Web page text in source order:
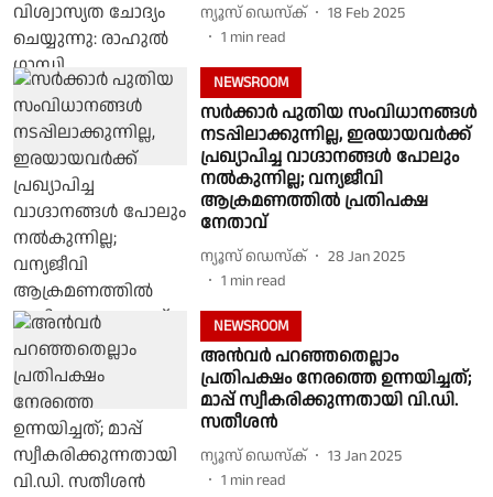
ന്യൂസ് ഡെസ്ക്
18 Feb 2025
1 min read
NEWSROOM
സർക്കാർ പുതിയ സംവിധാനങ്ങൾ
നടപ്പിലാക്കുന്നില്ല, ഇരയായവർക്ക്
പ്രഖ്യാപിച്ച വാഗ്ദാനങ്ങൾ പോലും
നൽകുന്നില്ല; വന്യജീവി
ആക്രമണത്തിൽ പ്രതിപക്ഷ
നേതാവ്
ന്യൂസ് ഡെസ്ക്
28 Jan 2025
1 min read
NEWSROOM
അൻവർ പറഞ്ഞതെല്ലാം
പ്രതിപക്ഷം നേരത്തെ ഉന്നയിച്ചത്;
മാപ്പ് സ്വീകരിക്കുന്നതായി വി.‍‍ഡി.
സതീശൻ
ന്യൂസ് ഡെസ്ക്
13 Jan 2025
1 min read